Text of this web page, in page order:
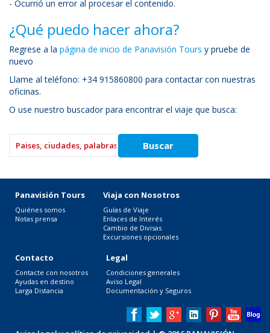
- Ocurrió un error al procesar el contenido.
¿Qué puedo hacer ahora?
Regrese a la página de inicio de Panavisión Tours y pruebe de
nuevo
Llame al teléfono: +34 915860800 para contactar con nuestras
oficinas.
O use nuestro buscador para encontrar el viaje que busca:
Panavisión Tours
Quiénes somos
Notas prensa
Viaja con Nosotros
Guías de Viaje
Enlaces de Interés
Cambio de Divisas
Excursiones opcionales
Contacto
Contacte con nosotros
Ayudas en destino
Larga Distancia
Legal
Condiciones generales
Aviso Legal
Documentación y Seguros